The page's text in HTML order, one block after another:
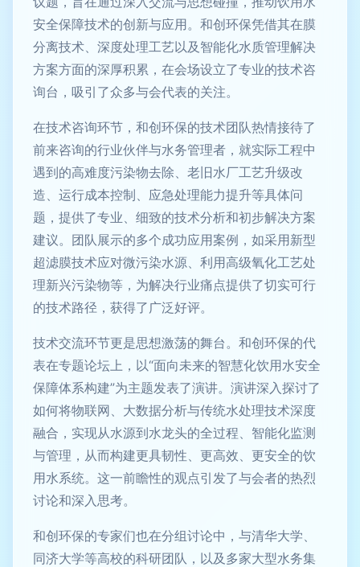
安全保障技术的创新与应用。和创环保凭借其在膜
分离技术、深度处理工艺以及智能化水质管理解决
方案方面的深厚积累，在会场设立了专业的技术咨
询台，吸引了众多与会代表的关注。
在技术咨询环节，和创环保的技术团队热情接待了
前来咨询的行业伙伴与水务管理者，就实际工程中
遇到的高难度污染物去除、老旧水厂工艺升级改
造、运行成本控制、应急处理能力提升等具体问
题，提供了专业、细致的技术分析和初步解决方案
建议。团队展示的多个成功应用案例，如采用新型
超滤膜技术应对微污染水源、利用高级氧化工艺处
理新兴污染物等，为解决行业痛点提供了切实可行
的技术路径，获得了广泛好评。
技术交流环节更是思想激荡的舞台。和创环保的代
表在专题论坛上，以“面向未来的智慧化饮用水安全
保障体系构建”为主题发表了演讲。演讲深入探讨了
如何将物联网、大数据分析与传统水处理技术深度
融合，实现从水源到水龙头的全过程、智能化监测
与管理，从而构建更具韧性、更高效、更安全的饮
用水系统。这一前瞻性的观点引发了与会者的热烈
讨论和深入思考。
和创环保的专家们也在分组讨论中，与清华大学、
同济大学等高校的科研团队，以及多家大型水务集